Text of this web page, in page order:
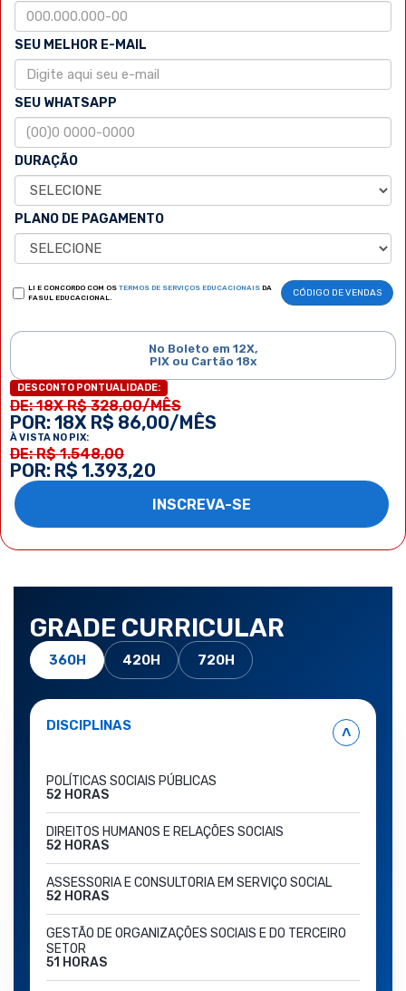
SEU MELHOR E-MAIL
SEU WHATSAPP
DURAÇÃO
PLANO DE PAGAMENTO
LI E CONCORDO COM OS TERMOS DE SERVIÇOS EDUCACIONAIS DA
FASUL EDUCACIONAL.
CÓDIGO DE VENDAS
No Boleto em 12X,
PIX ou Cartão 18x
DESCONTO PONTUALIDADE:
DE: 18X R$ 328,00/MÊS
POR: 18X R$ 86,00/MÊS
À VISTA NO PIX:
DE: R$ 1.548,00
POR: R$ 1.393,20
INSCREVA-SE
GRADE CURRICULAR
360H 420H 720H
DISCIPLINAS ˄
POLÍTICAS SOCIAIS PÚBLICAS
52 HORAS
DIREITOS HUMANOS E RELAÇÕES SOCIAIS
52 HORAS
ASSESSORIA E CONSULTORIA EM SERVIÇO SOCIAL
52 HORAS
GESTÃO DE ORGANIZAÇÕES SOCIAIS E DO TERCEIRO
SETOR
51 HORAS